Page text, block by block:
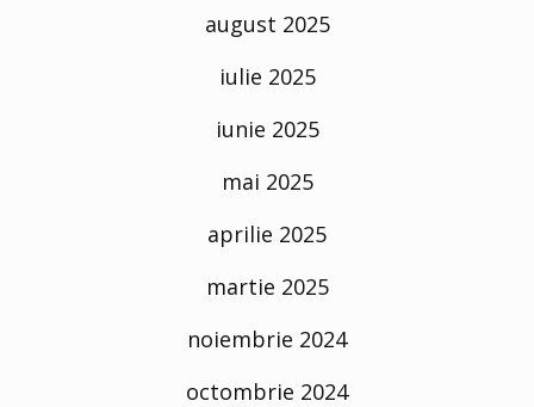
august 2025
iulie 2025
iunie 2025
mai 2025
aprilie 2025
martie 2025
noiembrie 2024
octombrie 2024